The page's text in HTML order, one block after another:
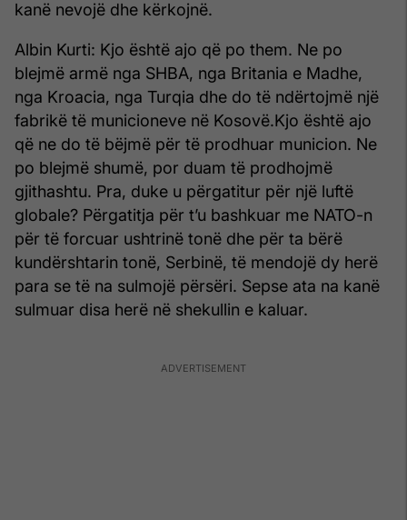
kanë nevojë dhe kërkojnë.
Albin Kurti: Kjo është ajo që po them. Ne po
blejmë armë nga SHBA, nga Britania e Madhe,
nga Kroacia, nga Turqia dhe do të ndërtojmë një
fabrikë të municioneve në Kosovë.Kjo është ajo
që ne do të bëjmë për të prodhuar municion. Ne
po blejmë shumë, por duam të prodhojmë
gjithashtu. Pra, duke u përgatitur për një luftë
globale? Përgatitja për t’u bashkuar me NATO-n
për të forcuar ushtrinë tonë dhe për ta bërë
kundërshtarin tonë, Serbinë, të mendojë dy herë
para se të na sulmojë përsëri. Sepse ata na kanë
sulmuar disa herë në shekullin e kaluar.